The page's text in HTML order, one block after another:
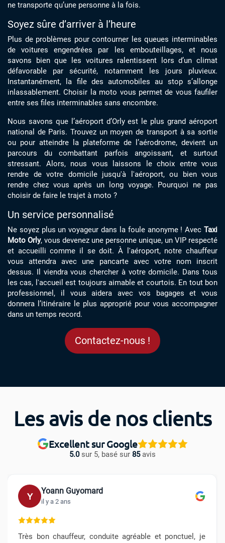
ne transporte qu’une personne à la fois.
Soyez sûre d’arriver à l’heure
Plus de problèmes pour contourner les queues interminables
de voitures engendrées par les embouteillages, et nous
savons bien que les voitures ralentissent lors d’un climat
défavorable par sécurité, notamment les jours pluvieux.
Instantanément, la file des automobiles au stop s’allonge
inlassablement. Choisir la moto vous permet de vous faufiler
entre ses files interminables sans encombre.
Nous savons que l’aéroport d’Orly est le plus grand aéroport
national de Paris. Trouvez un moyen de transport à sa sortie
ou pour atteindre la plateforme de l’aérodrome, devient un
parcours du combattant parfois angoissant, et surtout
stressant. Alors, nous vous laissons le choix entre vous
rendre de votre domicile jusqu'à l'aéroport, ou bien vous
rendre chez vous après un long voyage. Pourquoi ne pas
choisir de faire le trajet à moto ?
Un service personnalisé
Ne soyez plus un voyageur dans la foule anonyme ! Avec Taxi
Moto Orly, vous devenez une personne unique, un VIP respecté
et accueilli comme il se doit. À l'aéroport, notre chauffeur
vous attendra avec une pancarte avec votre nom inscrit
dessus. Il viendra vous chercher à votre domicile. Dans tous
les cas, l'accueil est toujours aimable et courtois. En tout bon
professionnel, il vous aidera avec vos bagages et vous
donnera l’itinéraire le plus approprié pour vous accompagner
dans un temps record.
Contactez-nous !
Les avis de nos clients
Excellent sur Google
5.0sur 5, basé sur 85avis
Y Yoann Guyomard
il y a 2 ans
Très bon chauffeur, conduite agréable et ponctuel, je